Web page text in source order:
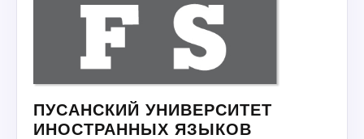
ПУСАНСКИЙ УНИВЕРСИТЕТ
ИНОСТРАННЫХ ЯЗЫКОВ